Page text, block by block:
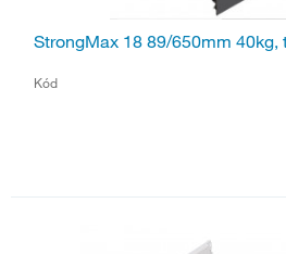
StrongMax 18 89/650mm 40kg,
Kód